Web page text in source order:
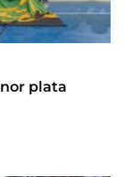
plata